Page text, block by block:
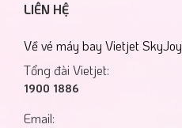
LIÊN HỆ
Về vé máy bay Vietjet SkyJoy
Tổng đài Vietjet:
1900 1886
Email: